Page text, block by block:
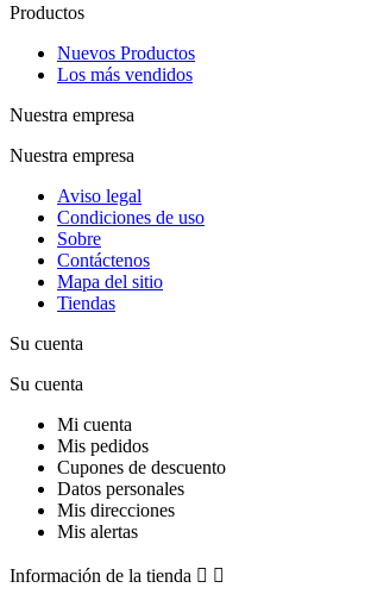
Productos
Nuevos Productos
Los más vendidos
Nuestra empresa
Nuestra empresa
Aviso legal
Condiciones de uso
Sobre
Contáctenos
Mapa del sitio
Tiendas
Su cuenta
Su cuenta
Mi cuenta
Mis pedidos
Cupones de descuento
Datos personales
Mis direcciones
Mis alertas
Información de la tienda  